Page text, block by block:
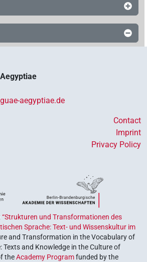
aegyptiae.de
Contact
Imprint
Privacy Policy
“Strukturen und Transformationen des
Sprache: Text- und Wissenskultur im
and Transformation in the Vocabulary of
Texts and Knowledge in the Culture of
theAcademy Programfunded by the